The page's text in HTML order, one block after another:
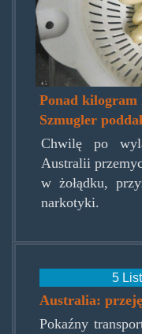
Ponad kilogram
Szmugler
Chwilę po
Australii
w żołądku,
narkotyki.
5
Australia:
Pokaźny